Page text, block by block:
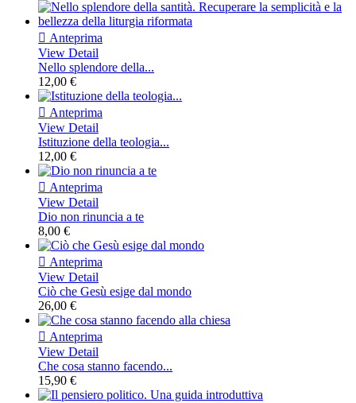
 Anteprima
View Detail
Nello splendore della...
12,00 €
 Anteprima
View Detail
Istituzione della teologia...
12,00 €
 Anteprima
View Detail
Dio non rinuncia a te
8,00 €
 Anteprima
View Detail
Ciò che Gesù esige dal mondo
26,00 €
 Anteprima
View Detail
Che cosa stanno facendo...
15,90 €